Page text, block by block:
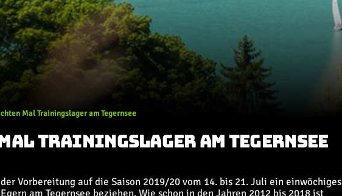
Mal Trainingslager am Tegernsee
TRAININGSLAGER AM TEGERNSEE
Vorbereitung auf die Saison 2019/20 vom 14. bis 21. Juli ein einwöchiges
am Tegernsee beziehen. Wie schon in den Jahren 2012 bis 2018 ist